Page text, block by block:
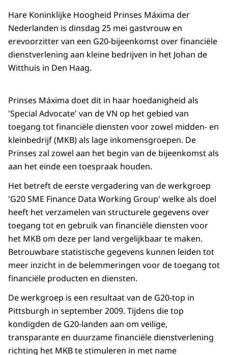
Hare Koninklijke Hoogheid Prinses Máxima der
Nederlanden is dinsdag 25 mei gastvrouw en
erevoorzitter van een G20-bijeenkomst over financiële
dienstverlening aan kleine bedrijven in het Johan de
Witthuis in Den Haag.
Prinses Máxima doet dit in haar hoedanigheid als
'Special Advocate' van de VN op het gebied van
toegang tot financiële diensten voor zowel midden- en
kleinbedrijf (MKB) als lage inkomensgroepen. De
Prinses zal zowel aan het begin van de bijeenkomst als
aan het einde een toespraak houden.
Het betreft de eerste vergadering van de werkgroep
'G20 SME Finance Data Working Group' welke als doel
heeft het verzamelen van structurele gegevens over
toegang tot en gebruik van financiële diensten voor
het MKB om deze per land vergelijkbaar te maken.
Betrouwbare statistische gegevens kunnen leiden tot
meer inzicht in de belemmeringen voor de toegang tot
financiële producten en diensten.
De werkgroep is een resultaat van de G20-top in
Pittsburgh in september 2009. Tijdens die top
kondigden de G20-landen aan om veilige,
transparante en duurzame financiële dienstverlening
richting het MKB te stimuleren in met name